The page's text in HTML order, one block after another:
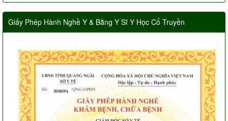
Giấy Phép Hành Nghề Y & Bằng Y Sĩ Y Học Cổ Truyền